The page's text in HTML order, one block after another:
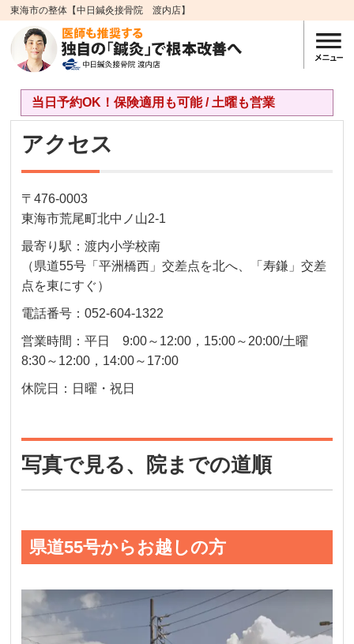
東海市の整体【中日鍼灸接骨院 渡内店】
当日予約OK！保険適用も可能 / 土曜も営業
アクセス
〒476-0003
東海市荒尾町北中ノ山2-1
最寄り駅：渡内小学校南
（県道55号「平洲橋西」交差点を北へ、「寿鎌」交差
点を東にすぐ）
電話番号：052-604-1322
営業時間：平日 9:00～12:00，15:00～20:00/土曜
8:30～12:00，14:00～17:00
休院日：日曜・祝日
写真で見る、院までの道順
県道55号からお越しの方